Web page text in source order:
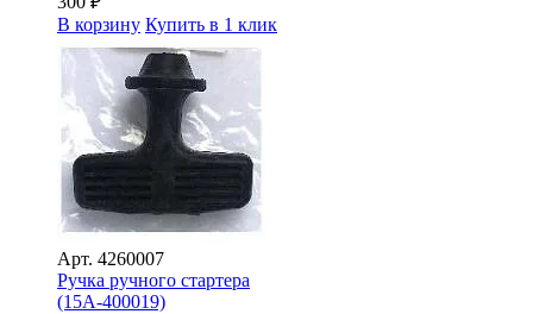
В корзину Купить в 1 клик
Арт. 4260007
Ручка ручного стартера
(15A-400019)